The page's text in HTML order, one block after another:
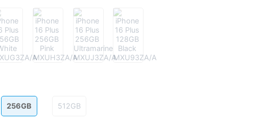
256GB 512GB